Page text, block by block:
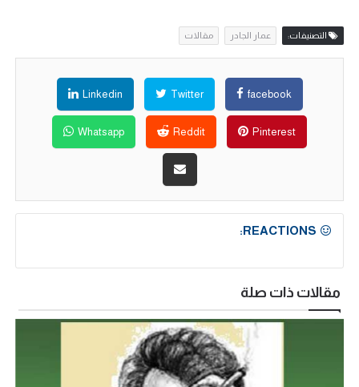
التصنيفات: عمار الجادر مقالات
facebook
Twitter
Linkedin
Pinterest
Reddit
Whatsapp
REACTIONS:
مقالات ذات صلة